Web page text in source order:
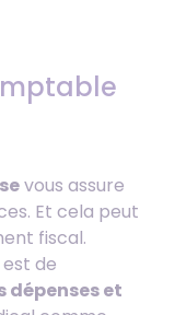
vous assure
Et cela peut
fiscal.
de
dépenses et